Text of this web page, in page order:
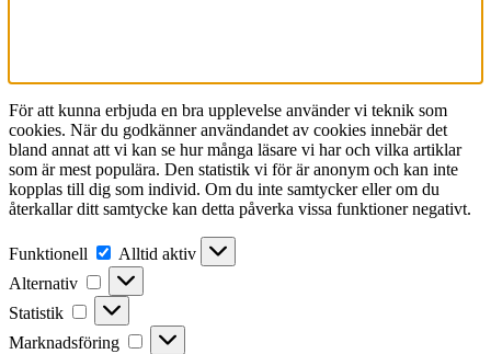
För att kunna erbjuda en bra upplevelse använder vi teknik som
cookies. När du godkänner användandet av cookies innebär det
bland annat att vi kan se hur många läsare vi har och vilka artiklar
som är mest populära. Den statistik vi för är anonym och kan inte
kopplas till dig som individ. Om du inte samtycker eller om du
återkallar ditt samtycke kan detta påverka vissa funktioner negativt.
Funktionell Funktionell
Alltid aktiv
Alternativ
Alternativ
Statistik Statistik
Marknadsföring Marknadsföring